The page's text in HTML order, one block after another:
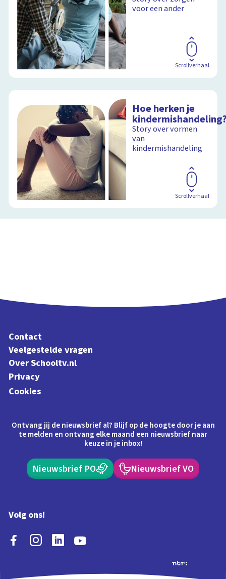
voor een ander
Scrollverhaal
Hoe herken je
Story over vormen
van
kindermishandeling
Scrollverhaal
Contact
Veelgestelde vragen
Over Schooltv.nl
Privacy
Cookies
Ontvang jij de nieuwsbrief al? Blijf op de hoogte door je aan
te melden en ontvang elke maand een nieuwsbrief naar
keuze in je inbox!
Nieuwsbrief PO Nieuwsbrief VO
Volg ons!